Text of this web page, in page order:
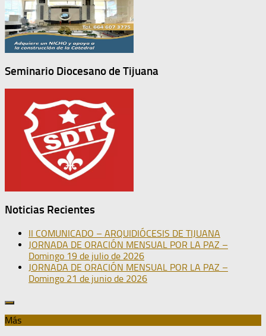
Seminario Diocesano de Tijuana
Noticias Recientes
II COMUNICADO – ARQUIDIÓCESIS DE TIJUANA
JORNADA DE ORACIÓN MENSUAL POR LA PAZ –
Domingo 19 de julio de 2026
JORNADA DE ORACIÓN MENSUAL POR LA PAZ –
Domingo 21 de junio de 2026
Más